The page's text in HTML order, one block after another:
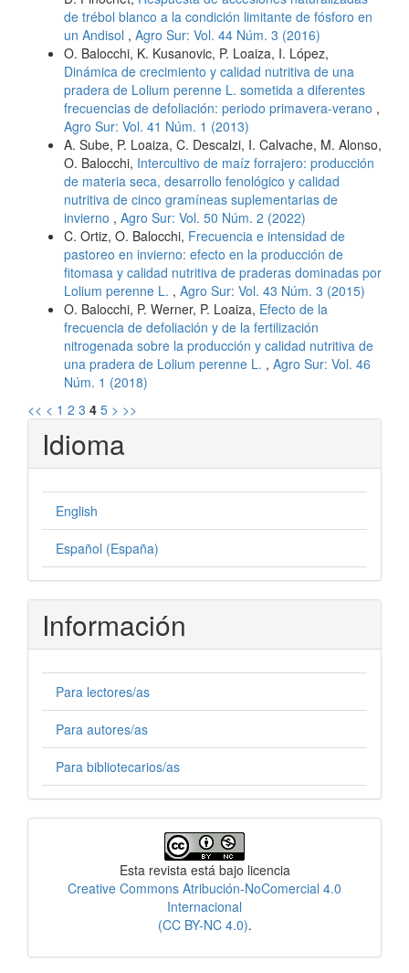
de trébol blanco a la condición limitante de fósforo en
un Andisol , Agro Sur: Vol. 44 Núm. 3 (2016)
O. Balocchi, K. Kusanovic, P. Loaiza, I. López,
Dinámica de crecimiento y calidad nutritiva de una
pradera de Lolium perenne L. sometida a diferentes
frecuencias de defoliación: periodo primavera-verano ,
Agro Sur: Vol. 41 Núm. 1 (2013)
A. Sube, P. Loaiza, C. Descalzi, I. Calvache, M. Alonso,
O. Balocchi, Intercultivo de maíz forrajero: producción
de materia seca, desarrollo fenológico y calidad
nutritiva de cinco gramíneas suplementarias de
invierno , Agro Sur: Vol. 50 Núm. 2 (2022)
C. Ortiz, O. Balocchi, Frecuencia e intensidad de
pastoreo en invierno: efecto en la producción de
fitomasa y calidad nutritiva de praderas dominadas por
Lolium perenne L. , Agro Sur: Vol. 43 Núm. 3 (2015)
O. Balocchi, P. Werner, P. Loaiza, Efecto de la
frecuencia de defoliación y de la fertilización
nitrogenada sobre la producción y calidad nutritiva de
una pradera de Lolium perenne L. , Agro Sur: Vol. 46
Núm. 1 (2018)
<< < 1 2 3 4 5 > >>
Idioma
English
Español (España)
Información
Para lectores/as
Para autores/as
Para bibliotecarios/as
Esta revista está bajo licencia
Creative Commons Atribución-NoComercial 4.0
Internacional
(CC BY-NC 4.0).